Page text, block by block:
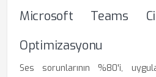
Microsoft Teams
Optimizasyonu
Ses sorunlarının %80'i,